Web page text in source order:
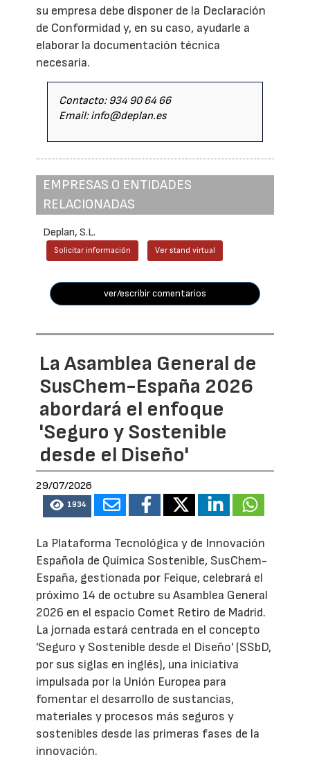
su empresa debe disponer de la Declaración
de Conformidad y, en su caso, ayudarle a
elaborar la documentación técnica
necesaria.
Contacto: 934 90 64 66
Email: info@deplan.es
EMPRESAS O ENTIDADES
RELACIONADAS
Deplan, S.L.
Solicitar información Ver stand virtual
ver/escribir comentarios
La Asamblea General de
SusChem-España 2026
abordará el enfoque
'Seguro y Sostenible
desde el Diseño'
29/07/2026
1934
La Plataforma Tecnológica y de Innovación
Española de Química Sostenible, SusChem-
España, gestionada por Feique, celebrará el
próximo 14 de octubre su Asamblea General
2026 en el espacio Comet Retiro de Madrid.
La jornada estará centrada en el concepto
'Seguro y Sostenible desde el Diseño' (SSbD,
por sus siglas en inglés), una iniciativa
impulsada por la Unión Europea para
fomentar el desarrollo de sustancias,
materiales y procesos más seguros y
sostenibles desde las primeras fases de la
innovación.